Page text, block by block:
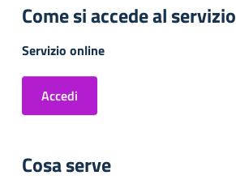
Come si accede al servizio
Servizio online
Accedi
Cosa serve